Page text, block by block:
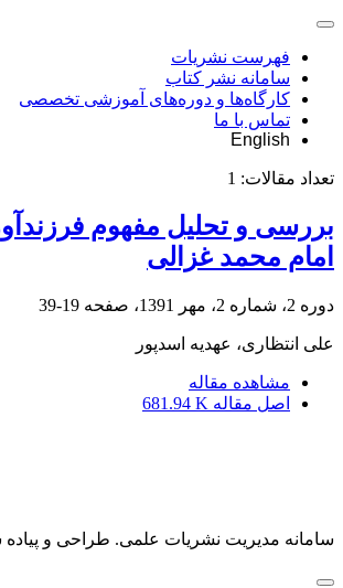
فهرست نشریات
سامانه نشر کتاب
کارگاه‌ها و دوره‌های آموزشی تخصصی
تماس با ما
English
تعداد مقالات: 1
بررسی و تحلیل مفهوم
امام محمد غزالی
دوره 2، شماره 2، مهر 1391، صفحه 19-39
علی انتظاری، عهدیه اسدپور
مشاهده مقاله
اصل مقاله 681.94 K
سامانه مدیریت نشریات علمی. طراحی و پیاده